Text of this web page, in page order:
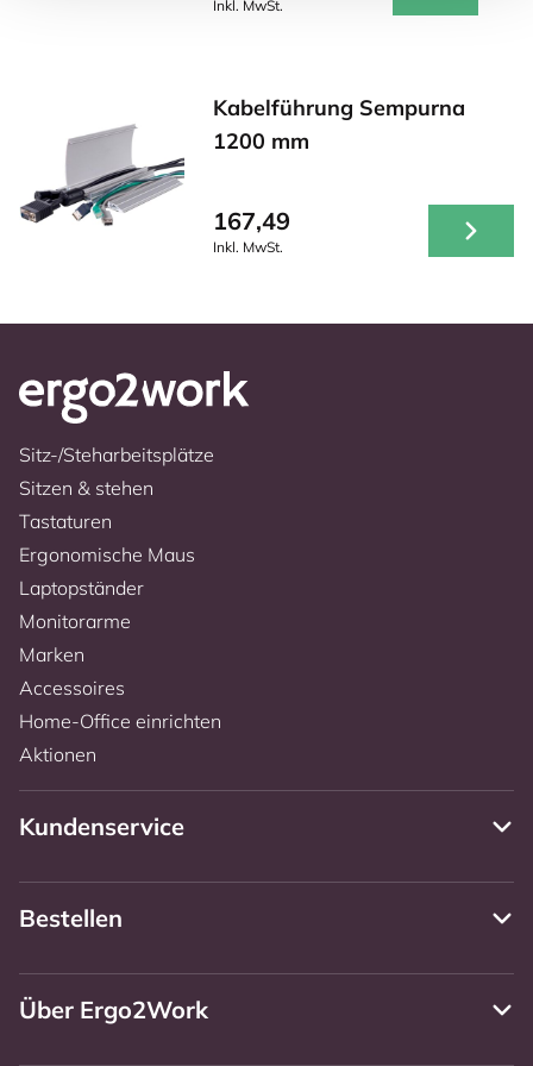
Inkl. MwSt.
Kabelführung Sempurna
1200 mm
167,49
Inkl. MwSt.
Sitz-/Steharbeitsplätze
Sitzen & stehen
Tastaturen
Ergonomische Maus
Laptopständer
Monitorarme
Marken
Accessoires
Home-Office einrichten
Aktionen
Kundenservice
Bestellen
Über Ergo2Work